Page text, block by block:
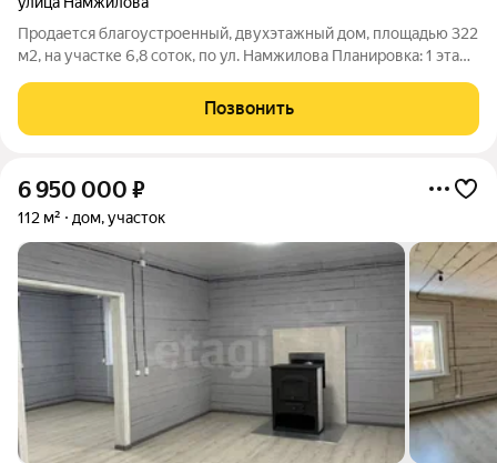
Продается благоустроенный, двухэтажный дом, площадью 322
м2, на участке 6,8 соток, по ул. Намжилова Планировка: 1 этаж
жилых комнаты, застекленный балкон, санузел. Подвал - 96
кв.м.,
Позвонить
6 950 000 ₽
112 м² дом, участок